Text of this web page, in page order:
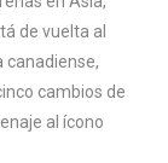
de vuelta al
canadiense,
cambios de
al ícono